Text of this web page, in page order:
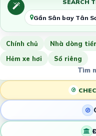
SEARCH
Gần Sân bay Tân
Chính chủ Nhà dòng
Hẻm xe hơi
Sổ riêng
Tìm